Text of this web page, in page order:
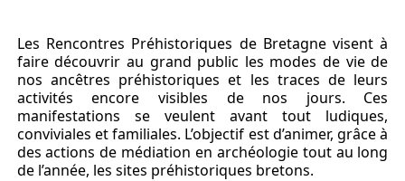
Les Rencontres Préhistoriques de Bretagne visent à
faire découvrir au grand public les modes de vie de
nos ancêtres préhistoriques et les traces de leurs
activités encore visibles de nos jours. Ces
manifestations se veulent avant tout ludiques,
conviviales et familiales. L’objectif est d’animer, grâce à
des actions de médiation en archéologie tout au long
de l’année, les sites préhistoriques bretons.